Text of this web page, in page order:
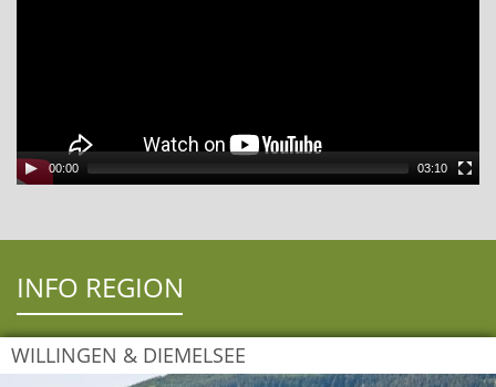
00:00 03:10
INFO REGION
WILLINGEN & DIEMELSEE